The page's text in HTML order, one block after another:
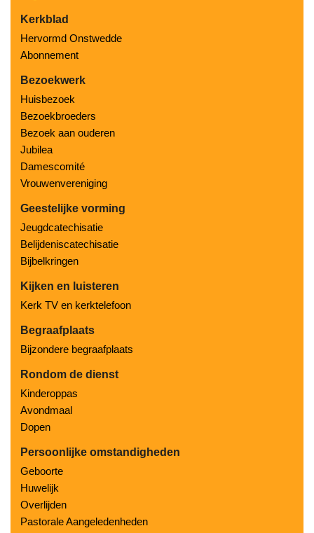
Kerkblad
Hervormd Onstwedde
Abonnement
Bezoekwerk
Huisbezoek
Bezoekbroeders
Bezoek aan ouderen
Jubilea
Damescomité
Vrouwenvereniging
Geestelijke vorming
Jeugdcatechisatie
Belijdeniscatechisatie
Bijbelkringen
Kijken en luisteren
Kerk TV en kerktelefoon
Begraafplaats
Bijzondere begraafplaats
Rondom de dienst
Kinderoppas
Avondmaal
Dopen
Persoonlijke omstandigheden
Geboorte
Huwelijk
Overlijden
Pastorale Aangeledenheden